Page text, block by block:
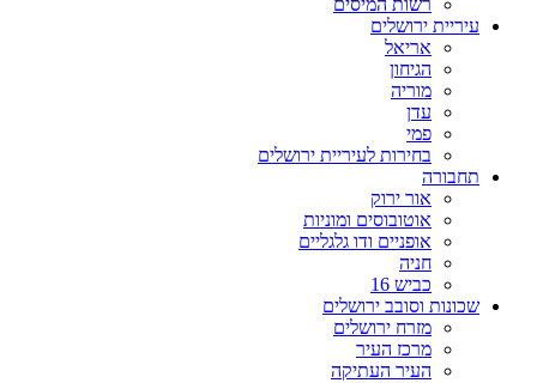
רשות המיסים
עיריית ירושלים
אריאל
הגיחון
מוריה
עדן
פמי
בחירות לעיריית ירושלים
תחבורה
אור ירוק
אוטובוסים ומוניות
אופניים ודו גלגליים
חניה
כביש 16
שכונות וסובב ירושלים
מזרח ירושלים
מרכז העיר
העיר העתיקה